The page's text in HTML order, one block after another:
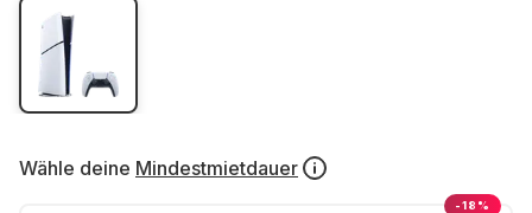
Wähle deine Mindestmietdauer
-18%